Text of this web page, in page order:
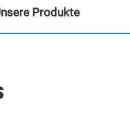
Produkte